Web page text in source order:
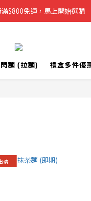
$800免運，馬上開始選購
$800免運，馬上開始選購
閃麵 (拉麵) 禮盒多件優
清